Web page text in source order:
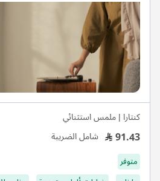
كنتارا | ملمس استثنائي
91.43 شامل الضريبة
متوفر